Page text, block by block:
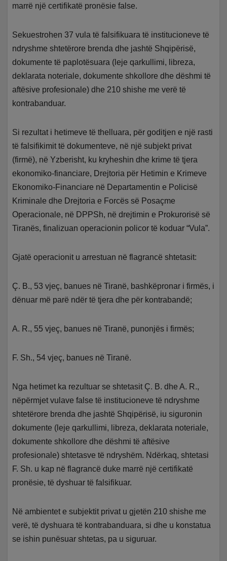
marrë një certifikatë pronësie false.
Sekuestrohen 37 vula të falsifikuara të institucioneve të
ndryshme shtetërore brenda dhe jashtë Shqipërisë,
dokumente të paplotësuara (leje qarkullimi, libreza,
deklarata noteriale, dokumente shkollore dhe dëshmi të
aftësive profesionale) dhe 210 shishe me verë të
kontrabanduar.
Si rezultat i hetimeve të thelluara, për goditjen e një rasti
të falsifikimit të dokumenteve, në një subjekt privat
(firmë), në Yzberisht, ku kryheshin dhe krime të tjera
ekonomiko-financiare, Drejtoria për Hetimin e Krimeve
Ekonomiko-Financiare në Departamentin e Policisë
Kriminale dhe Drejtoria e Forcës së Posaçme
Operacionale, në DPPSh, në drejtimin e Prokurorisë së
Tiranës, finalizuan operacionin policor të koduar “Vula”.
Gjatë operacionit u arrestuan në flagrancë shtetasit:
Ç. B., 53 vjeç, banues në Tiranë, bashkëpronar i firmës, i
dënuar më parë ndër të tjera dhe për kontrabandë;
A. R., 55 vjeç, banues në Tiranë, punonjës i firmës;
F. Sh., 54 vjeç, banues në Tiranë.
Nga hetimet ka rezultuar se shtetasit Ç. B. dhe A. R.,
nëpërmjet vulave false të institucioneve të ndryshme
shtetërore brenda dhe jashtë Shqipërisë, iu siguronin
dokumente (leje qarkullimi, libreza, deklarata noteriale,
dokumente shkollore dhe dëshmi të aftësive
profesionale) shtetasve të ndryshëm. Ndërkaq, shtetasi
F. Sh. u kap në flagrancë duke marrë një certifikatë
pronësie, të dyshuar të falsifikuar.
Në ambientet e subjektit privat u gjetën 210 shishe me
verë, të dyshuara të kontrabanduara, si dhe u konstatua
se ishin punësuar shtetas, pa u siguruar.